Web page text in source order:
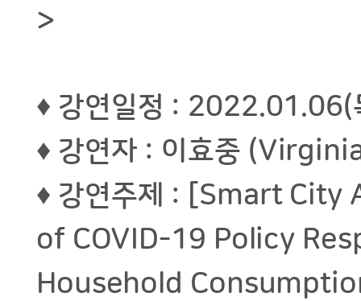
>
♦ 강연일정 :
♦ 강연자 : 이효중
♦ 강연주제 : [Smart
of COVID-19 Policy
Household